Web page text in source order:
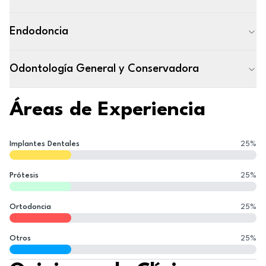
Endodoncia
Odontología General y Conservadora
Áreas de Experiencia
Implantes Dentales 25%
Prótesis 25%
Ortodoncia 25%
Otros 25%